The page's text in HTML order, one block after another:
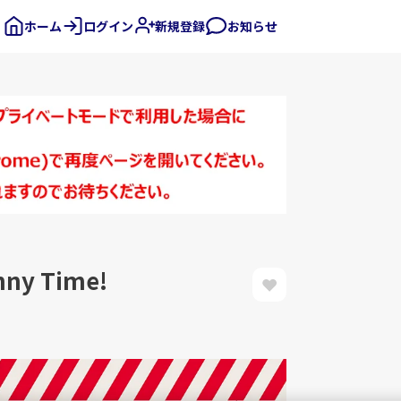
ホーム ログイン 新規登録 お知らせ
Time!